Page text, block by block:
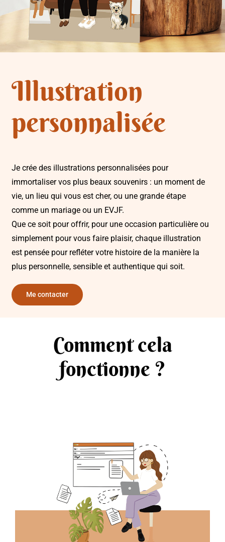
Illustration
personnalisée
Je crée des illustrations personnalisées pour
immortaliser vos plus beaux souvenirs : un moment de
vie, un lieu qui vous est cher, ou une grande étape
comme un mariage ou un EVJF.
Que ce soit pour offrir, pour une occasion particulière ou
simplement pour vous faire plaisir, chaque illustration
est pensée pour refléter votre histoire de la manière la
plus personnelle, sensible et authentique qui soit.
Me contacter
Comment cela
fonctionne ?